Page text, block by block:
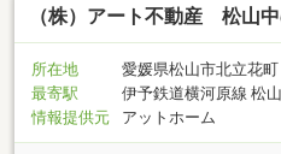
（株）アート不動産 松山
所在地
愛媛県松山市北立花町
最寄駅
伊予鉄道横河原線 松
情報提供元
アットホーム